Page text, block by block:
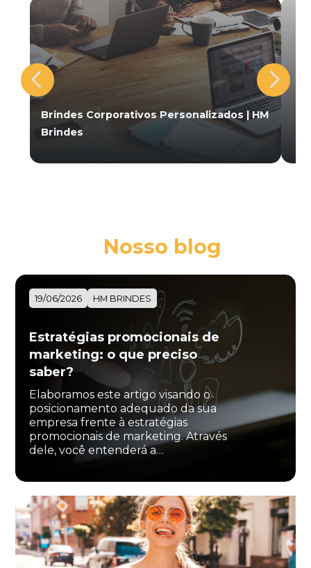
Brindes Corporativos Personalizados | HM
Brindes
Nosso blog
19/06/2026 HM BRINDES
Estratégias promocionais de
marketing: o que preciso
saber?
Elaboramos este artigo visando o
posicionamento adequado da sua
empresa frente à estratégias
promocionais de marketing. Através
dele, você entenderá a…